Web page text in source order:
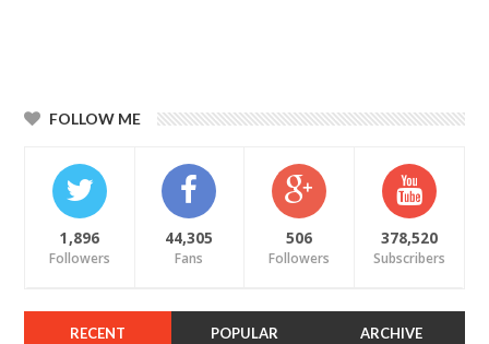
FOLLOW ME
1,896
Followers
44,305
Fans
506
Followers
378,520
Subscribers
RECENT POPULAR ARCHIVE